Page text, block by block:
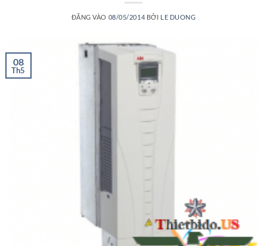
ĐĂNG VÀO 08/05/2014 BỞI LE DUONG
08
Th5